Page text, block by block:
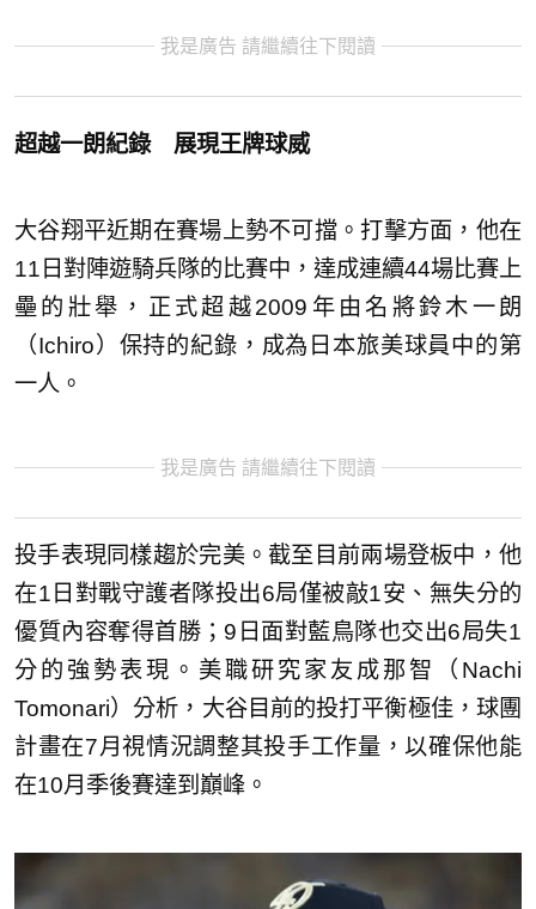
我是廣告 請繼續往下閱讀
超越一朗紀錄 展現王牌球威
大谷翔平近期在賽場上勢不可擋。打擊方面，他在
11日對陣遊騎兵隊的比賽中，達成連續44場比賽上
壘的壯舉，正式超越2009年由名將鈴木一朗
（Ichiro）保持的紀錄，成為日本旅美球員中的第
一人。
我是廣告 請繼續往下閱讀
投手表現同樣趨於完美。截至目前兩場登板中，他
在1日對戰守護者隊投出6局僅被敲1安、無失分的
優質內容奪得首勝；9日面對藍鳥隊也交出6局失1
分的強勢表現。美職研究家友成那智（Nachi
Tomonari）分析，大谷目前的投打平衡極佳，球團
計畫在7月視情況調整其投手工作量，以確保他能
在10月季後賽達到巔峰。